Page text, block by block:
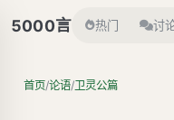
5000言 热门 讨
首页/论语/卫灵公篇